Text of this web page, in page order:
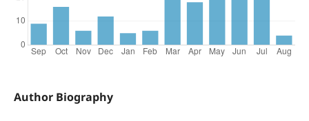
Author Biography